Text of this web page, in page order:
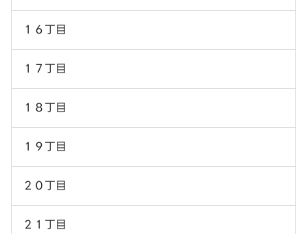
１６丁目
１７丁目
１８丁目
１９丁目
２０丁目
２１丁目